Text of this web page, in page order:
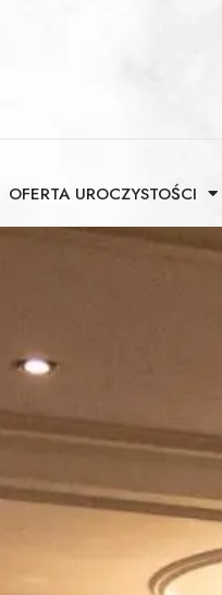
OFERTA UROCZYSTOŚCI